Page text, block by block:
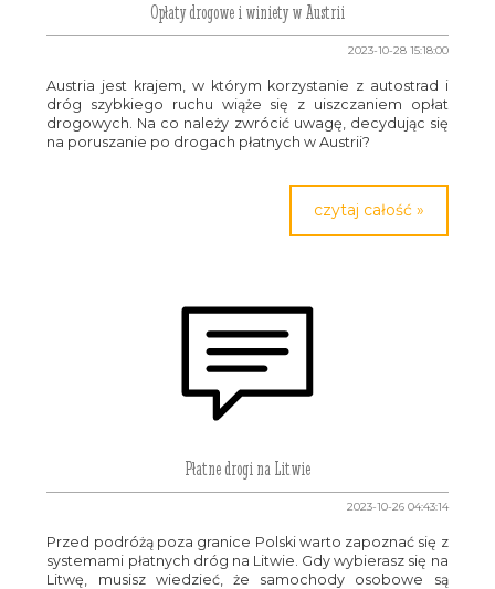
Opłaty drogowe i winiety w Austrii
2023-10-28 15:18:00
Austria jest krajem, w którym korzystanie z autostrad i
dróg szybkiego ruchu wiąże się z uiszczaniem opłat
drogowych. Na co należy zwrócić uwagę, decydując się
na poruszanie po drogach płatnych w Austrii?
czytaj całość »
Płatne drogi na Litwie
2023-10-26 04:43:14
Przed podróżą poza granice Polski warto zapoznać się z
systemami płatnych dróg na Litwie. Gdy wybierasz się na
Litwę, musisz wiedzieć, że samochody osobowe są